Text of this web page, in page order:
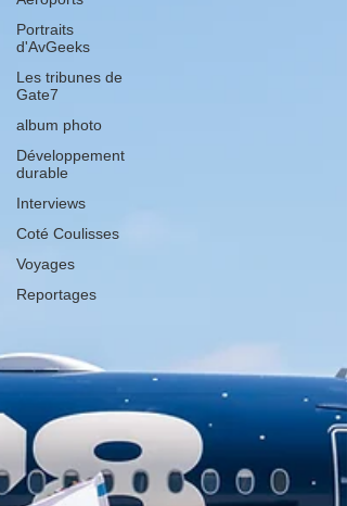
Portraits
d'AvGeeks
Les tribunes de
Gate7
album photo
Développement
durable
Interviews
Coté Coulisses
Voyages
Reportages